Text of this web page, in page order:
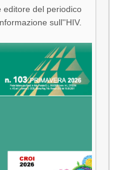
editore del periodico
sull''HIV.